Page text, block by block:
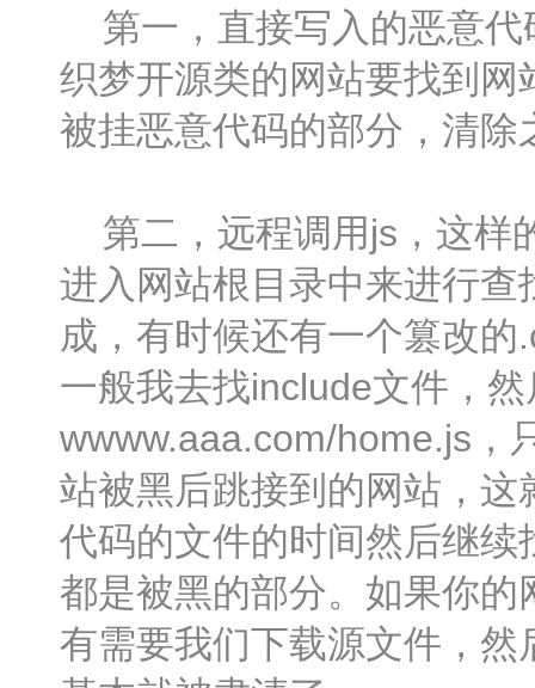
第一，直接写入的恶意代
织梦开源类的网站要找到
被挂恶意代码的部分，清
第二，远程调用js，这样
进入网站根目录中来进行
成，有时候还有一个篡改
一般我去找include文件，
wwww.aaa.com/home.js，
站被黑后跳接到的网站，
代码的文件的时间然后继
都是被黑的部分。如果你
有需要我们下载源文件，然